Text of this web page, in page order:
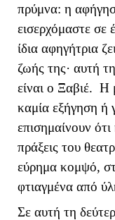
πρύμνα: η
εισερχόμαστε σε
ίδια αφηγήτρια
ζωής της· αυτή
είναι ο Ξαβιέ. Η
καμία εξήγηση ή
επισημαίνουν
πράξεις του
εύρημα κομψό,
φτιαγμένα από
Σε αυτή τη